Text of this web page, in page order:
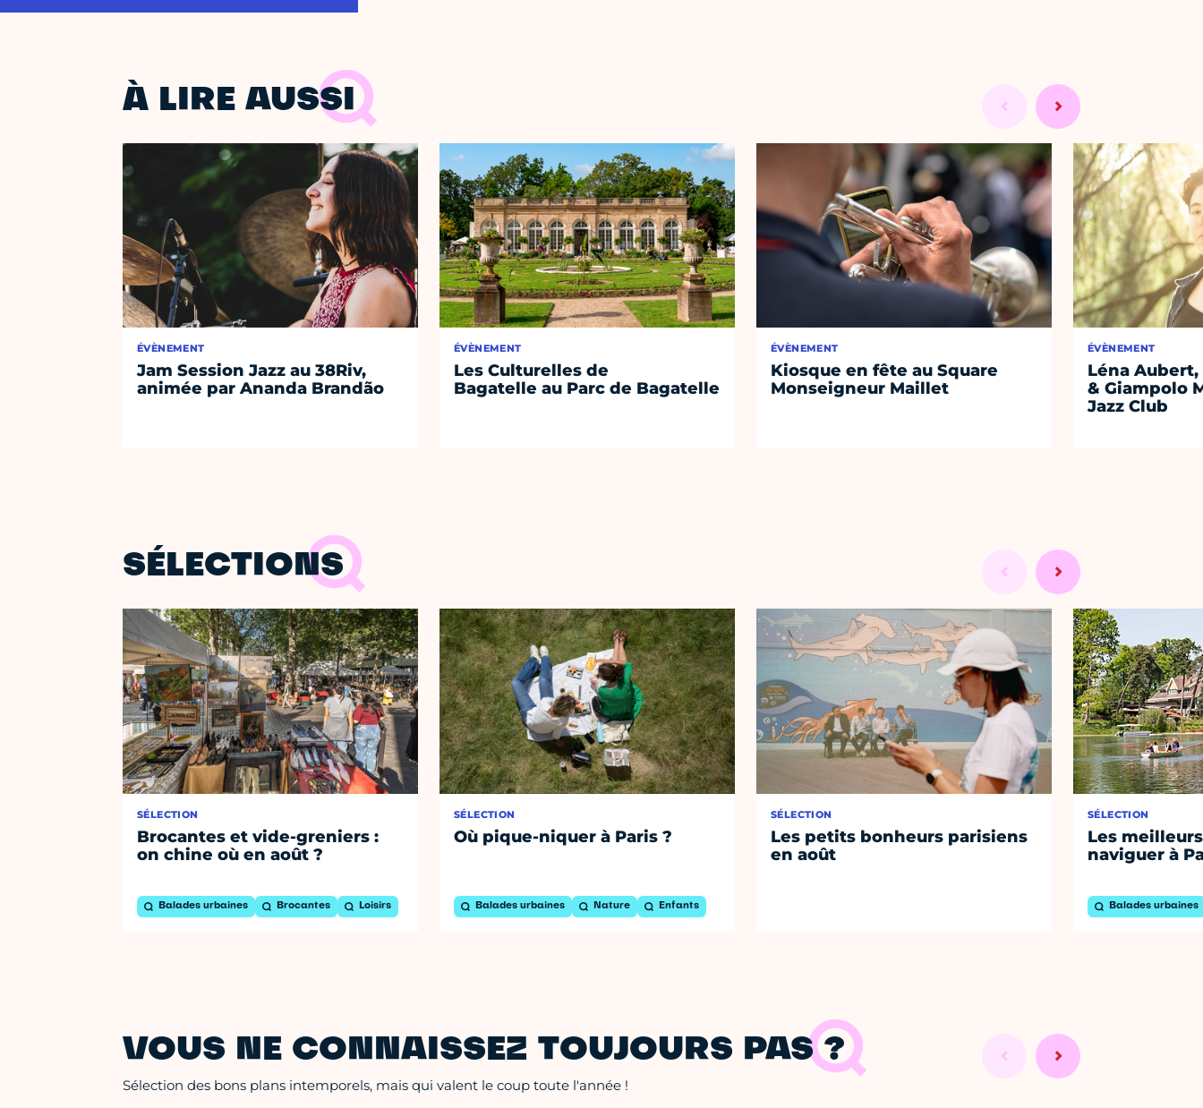
À LIRE AUSSI
ÉVÈNEMENT
Jam Session Jazz au 38Riv,
animée par Ananda Brandão
ÉVÈNEMENT
Les Culturelles de
Bagatelle au Parc de Bagatelle
ÉVÈNEMENT
Kiosque en fête au Square
Monseigneur Maillet
ÉVÈNEMENT
Léna
& Giampolo
Jazz Club
SÉLECTIONS
SÉLECTION
Brocantes et vide-greniers :
on chine où en août ?
Balades urbaines Brocantes Loisirs
SÉLECTION
Où pique-niquer à Paris ?
Balades urbaines Nature Enfants
SÉLECTION
Les petits bonheurs parisiens
en août
SÉLECTION
Les
naviguer à
Balades urbaines
VOUS NE CONNAISSEZ TOUJOURS PAS ?
Sélection des bons plans intemporels, mais qui valent le coup toute l'année !